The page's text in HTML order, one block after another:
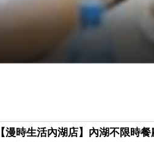
【漫時生活內湖店】內湖不限時